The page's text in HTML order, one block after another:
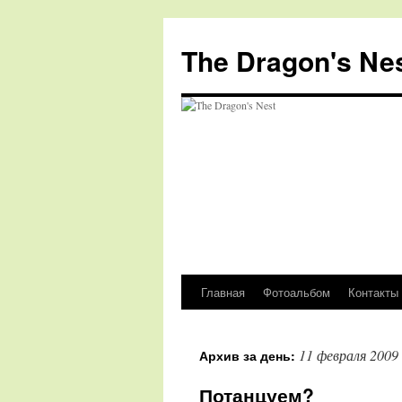
The Dragon's
Перейти
содержимому
Главная Фотоальбом Контакты
Архив за день: 11 февраля 2009
Потанцуем?